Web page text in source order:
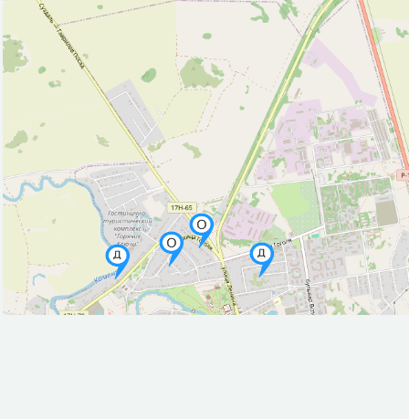
Исторические объекты
Памятник (3)
Городская стена (1)
Природные объекты